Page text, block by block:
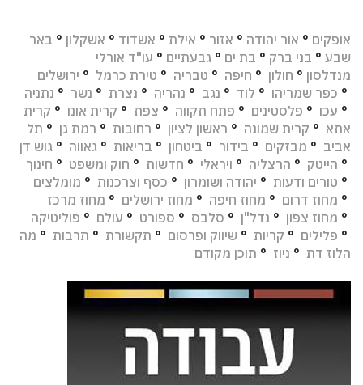
אופקים ° אור יהודה ° אזור ° אילת ° אשדוד ° אשקלון ° באר
שבע ° בני ברק ° בת ים ° גבעתיים ° עו"ד אורלי
מנדלסון ° חולון ° חיפה ° טבריה ° טירת כרמל ° ירושלים
° כפר שמריהו ° לוד ° נגב ° נהריה ° נצרת ° נשר ° נתניה
° עכו ° פלסטינים ° פתח תקווה ° צפת ° קרית אונו ° קרית
אתא ° קרית שמונה ° ראשון לציון ° רחובות ° רמת גן ° תל
אביב ° מבזקים ° בידור ° ביטחון ° בריאות ° גאווה ° גוש דן
° הייטק ° הרצליה ° ויראלי ° חדשות ° חוק ומשפט ° חינוך
° טורים ודעות ° יהודה ושומרון ° כסף וצרכנות ° מומלצים
° מחוז דרום ° מחוז חיפה ° מחוז ירושלים ° מחוז מרכז
° מחוז צפון ° נדל"ן ° סלבס ° ספורט ° עולם ° פוליטיקה
° פלילים ° קריות ° שיווק ופרסום ° תקשורת ° תרבות ° מה
הלוז דת ° ניוז ° תוכן מקודם